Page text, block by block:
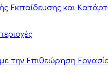
Εκπαίδευσης και
την Επιθεώρηση